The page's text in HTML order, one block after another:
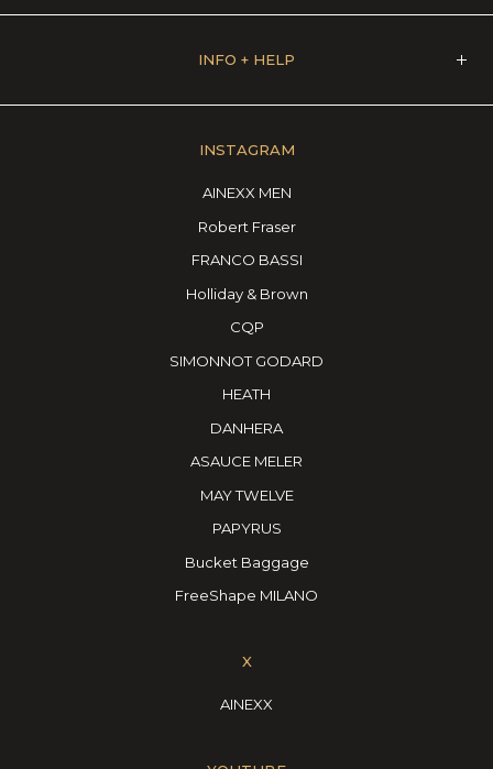
INFO + HELP
INSTAGRAM
AINEXX MEN
Robert Fraser
FRANCO BASSI
Holliday & Brown
CQP
SIMONNOT GODARD
HEATH
DANHERA
ASAUCE MELER
MAY TWELVE
PAPYRUS
Bucket Baggage
FreeShape MILANO
X
AINEXX